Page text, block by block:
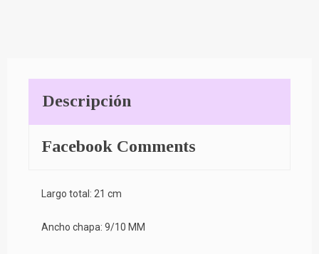
Descripción
Facebook Comments
Largo total: 21 cm
Ancho chapa: 9/10 MM